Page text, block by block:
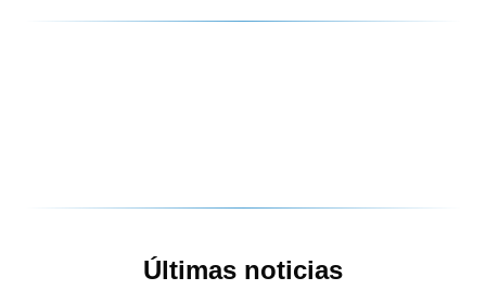
Últimas noticias